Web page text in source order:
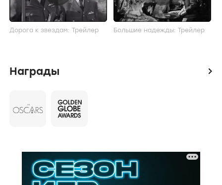
Дорога к звездам: Трейлер Большие надежды: Трейлер
Награды icon